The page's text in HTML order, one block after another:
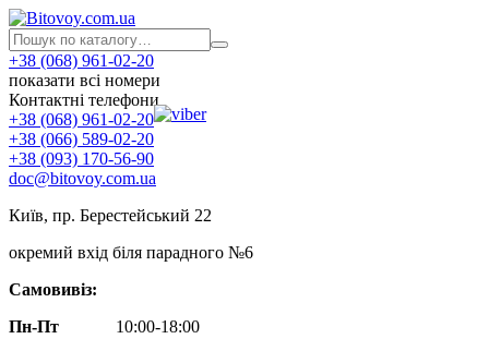
+38 (068) 961-02-20
показати всі номери
Контактні телефони
+38 (068) 961-02-20
+38 (066) 589-02-20
+38 (093) 170-56-90
doc@bitovoy.com.ua
Київ, пр. Берестейський 22
окремий вхід біля парадного №6
Самовивіз:
Пн-Пт
10:00-18:00